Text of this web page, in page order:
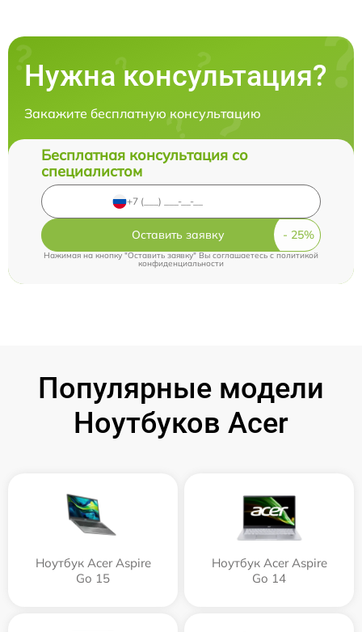
Нужна консультация?
Закажите бесплатную консультацию
Бесплатная консультация со
специалистом
Оставить заявку
Нажимая на кнопку "Оставить заявку" Вы соглашаетесь cполитикой
конфиденциальности
Популярные модели
Ноутбуков Acer
Ноутбук Acer Aspire
Go 15
Ноутбук Acer Aspire
Go 14